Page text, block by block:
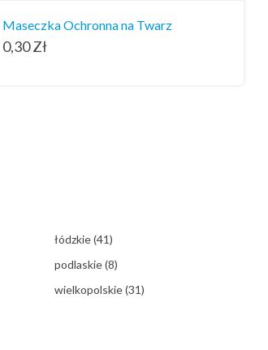
Maseczka Ochronna na Twarz
0,30Zł
łódzkie(41)
podlaskie(8)
wielkopolskie(31)